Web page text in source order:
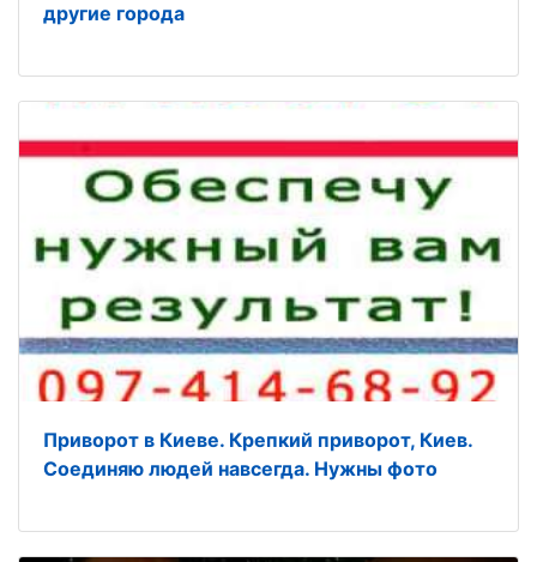
другие города
Приворот в Киеве. Крепкий приворот, Киев.
Соединяю людей навсегда. Нужны фото